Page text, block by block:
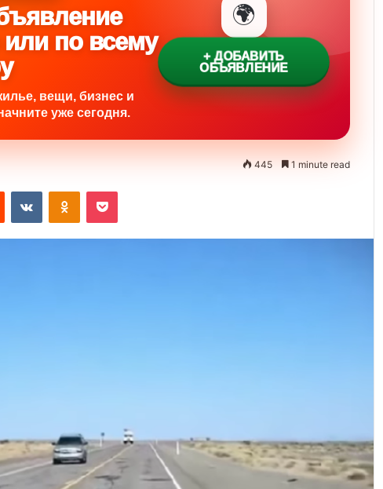
по всему
вещи, бизнес и
уже сегодня.
🌍
+ ДОБАВИТЬ
ОБЪЯВЛЕНИЕ
445 1 minute read